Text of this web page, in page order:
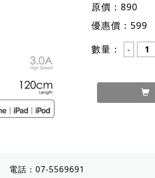
原價： 890
優惠價： 599
數量：
電話：07-5569691